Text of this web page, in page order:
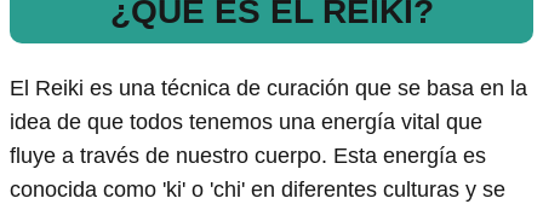
¿QUÉ ES EL REIKI?
El Reiki es una técnica de curación que se basa en la
idea de que todos tenemos una energía vital que
fluye a través de nuestro cuerpo. Esta energía es
conocida como 'ki' o 'chi' en diferentes culturas y se